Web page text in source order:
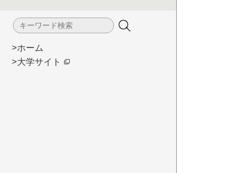
>ホーム
>大学サイト